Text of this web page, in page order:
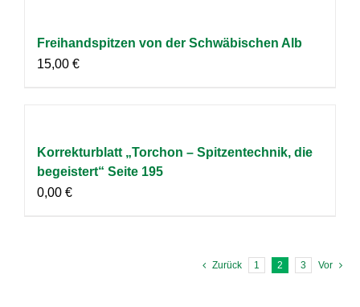
Freihandspitzen von der Schwäbischen Alb
15,00 €
Korrekturblatt „Torchon – Spitzentechnik, die
begeistert“ Seite 195
0,00 €
Zurück 1 2 3 Vor